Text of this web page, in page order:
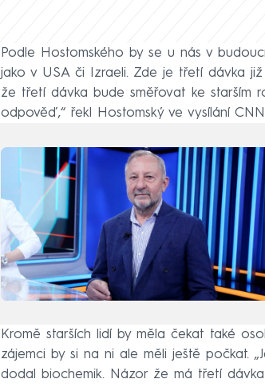
Podle Hostomského by se u nás v
jako v USA či Izraeli. Zde je třetí dávka
že třetí dávka bude směřovat ke starším
odpověď,“ řekl Hostomský ve vysílání
Kromě starších lidí by měla čekat také
zájemci by si na ni ale měli ještě počkat.
dodal biochemik. Názor že má třetí